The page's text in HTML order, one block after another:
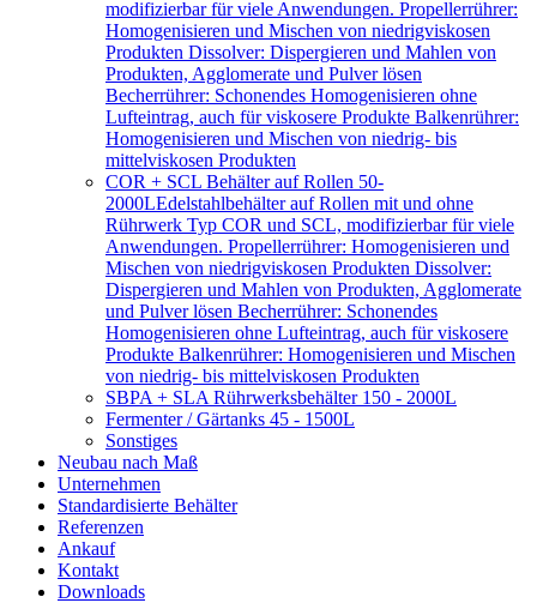
modifizierbar für viele Anwendungen. Propellerrührer:
Homogenisieren und Mischen von niedrigviskosen
Produkten Dissolver: Dispergieren und Mahlen von
Produkten, Agglomerate und Pulver lösen
Becherrührer: Schonendes Homogenisieren ohne
Lufteintrag, auch für viskosere Produkte Balkenrührer:
Homogenisieren und Mischen von niedrig- bis
mittelviskosen Produkten
COR + SCL Behälter auf Rollen 50-
2000LEdelstahlbehälter auf Rollen mit und ohne
Rührwerk Typ COR und SCL, modifizierbar für viele
Anwendungen. Propellerrührer: Homogenisieren und
Mischen von niedrigviskosen Produkten Dissolver:
Dispergieren und Mahlen von Produkten, Agglomerate
und Pulver lösen Becherrührer: Schonendes
Homogenisieren ohne Lufteintrag, auch für viskosere
Produkte Balkenrührer: Homogenisieren und Mischen
von niedrig- bis mittelviskosen Produkten
SBPA + SLA Rührwerksbehälter 150 - 2000L
Fermenter / Gärtanks 45 - 1500L
Sonstiges
Neubau nach Maß
Unternehmen
Standardisierte Behälter
Referenzen
Ankauf
Kontakt
Downloads